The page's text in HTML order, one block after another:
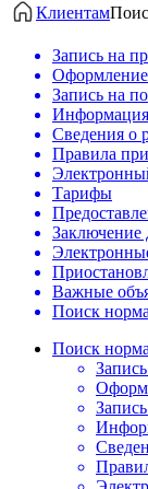
Клиентам
Запись на
Запись на
Информация
Сведения о
Правила
Тарифы
Заключение
Важные
Поиск
Поиск